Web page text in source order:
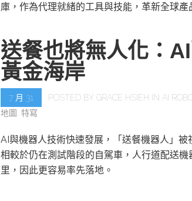
庫，作為代理就緒的工具與技能，革新全球產
送餐也將無人化：
黃金海岸
7 月 31 POSTED BY GRACE HSIEH IN AI
地圖 特寫
AI與機器人技術快速發展，「送餐機器人」
相較於仍在測試階段的自駕車，人行道配送
里，因此更容易率先落地。